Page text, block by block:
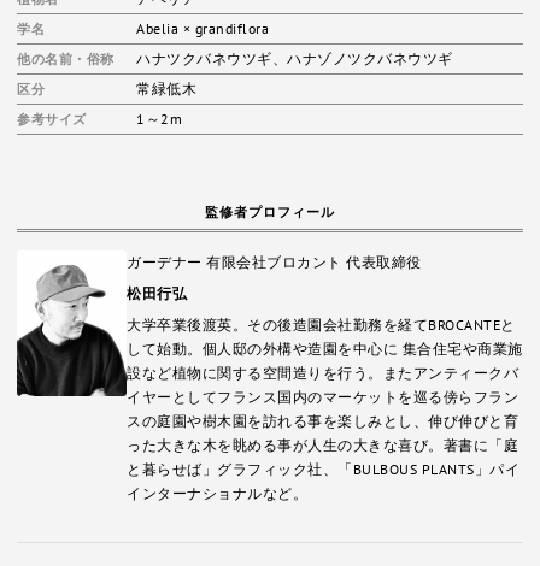
学名 Abelia × grandiflora
他の名前・俗称 ハナツクバネウツギ ハナゾノツクバネウツギ
区分 常緑低木
参考サイズ 1～2m
監修者プロフィール
ガーデナー 有限会社ブロカント 代表取締役
松田行弘
大学卒業後渡英。その後造園会社勤務を経てBROCANTEと
して始動。個人邸の外構や造園を中心に 集合住宅や商業施
設など植物に関する空間造りを行う。またアンティークバ
イヤーとしてフランス国内のマーケットを巡る傍らフラン
スの庭園や樹木園を訪れる事を楽しみとし、伸び伸びと育
った大きな木を眺める事が人生の大きな喜び。著書に「庭
と暮らせば」グラフィック社、「BULBOUS PLANTS」パイ
インターナショナルなど。